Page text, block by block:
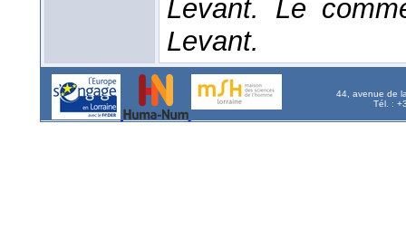
Levant. Le
Levant.
44, avenue de
Tél. :